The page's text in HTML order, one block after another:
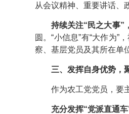
从会议精神、重要讲话、
持续关注“民之大事”
圆。“小信息”有“大作为
察、基层党员及其所在单
三、发挥自身优势，
作为农工党党员，要
充分发挥“党派直通车